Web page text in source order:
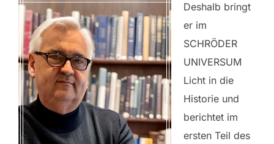
Deshalb bringt
er im
SCHRÖDER
UNIVERSUM
Licht in die
Historie und
berichtet im
ersten Teil des